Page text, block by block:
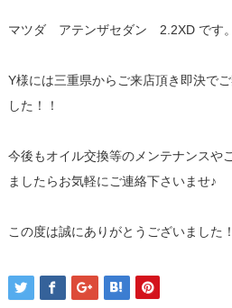
マツダ アテンザセダン 2.2XD です。
Y様には三重県からご来店頂き即決で
した！！
今後もオイル交換等のメンテナンスや
ましたらお気軽にご連絡下さいませ♪
この度は誠にありがとうございました